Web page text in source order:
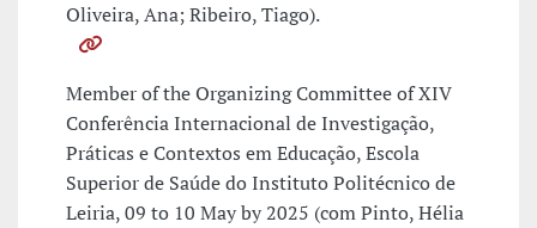
Oliveira, Ana; Ribeiro, Tiago).
Member of the Organizing Committee of XIV
Conferência Internacional de Investigação,
Práticas e Contextos em Educação, Escola
Superior de Saúde do Instituto Politécnico de
Leiria, 09 to 10 May by 2025 (com Pinto, Hélia